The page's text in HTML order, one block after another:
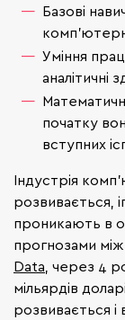
Базові
Уміння
аналітичні
початку
вступних
Індустрія
розвивається,
проникають в
прогнозами
Data , через 4
мільярдів
розвивається